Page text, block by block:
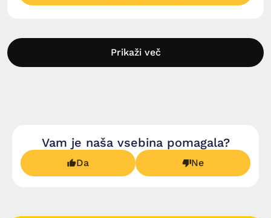
Prikaži več
Vam je naša vsebina pomagala?
Da Ne